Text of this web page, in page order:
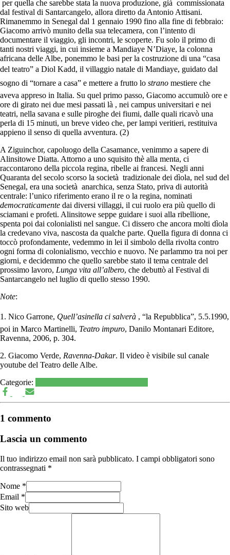
per quella che sarebbe stata la nuova produzione, già commissionata
dal festival di Santarcangelo, allora diretto da Antonio Attisani.
Rimanemmo in Senegal dal 1 gennaio 1990 fino alla fine di febbraio:
Giacomo arrivò munito della sua telecamera, con l’intento di
documentare il viaggio, gli incontri, le scoperte. Fu solo il primo di
tanti nostri viaggi, in cui insieme a Mandiaye N’Diaye, la colonna
africana delle Albe, ponemmo le basi per la costruzione di una “casa
del teatro” a Diol Kadd, il villaggio natale di Mandiaye, guidato dal
sogno di “tornare a casa” e mettere a frutto lo strano mestiere che
aveva appreso in Italia. Su quel primo passo, Giacomo accumulò ore e
ore di girato nei due mesi passati là , nei campus universitari e nei
teatri, nella savana e sulle piroghe dei fiumi, dalle quali ricavò una
perla di 15 minuti, un breve video che, per lampi veritieri, restituiva
appieno il senso di quella avventura. (2)
A Ziguinchor, capoluogo della Casamance, venimmo a sapere di
Alinsitowe Diatta. Attorno a uno squisito thè alla menta, ci
raccontarono della piccola regina, ribelle ai francesi. Negli anni
Quaranta del secolo scorso la società tradizionale dei dìola, nel sud del
Senegal, era una società anarchica, senza Stato, priva di autorità
centrale: l’unico riferimento erano il re o la regina, nominati
democraticamente dai diversi villaggi, il cui ruolo era più quello di
sciamani e profeti. Alinsitowe seppe guidare i suoi alla ribellione,
spenta poi dai colonialisti nel sangue. Ci dissero che ancora molti dìola
la credevano viva, nascosta da qualche parte. Quella figura di donna ci
toccò profondamente, vedemmo in lei il simbolo della rivolta contro
ogni forma di colonialismo, vecchio e nuovo. Ne parlammo tra noi per
giorni, e decidemmo che quello sarebbe stato il tema centrale del
prossimo lavoro, Lunga vita all’albero, che debuttò al Festival di
Santarcangelo nel luglio di quello stesso 1990.
Note:
1. Nico Garrone, Quell’asinella ci salverà , “la Repubblica”, 5.5.1990,
poi in Marco Martinelli, Teatro impuro, Danilo Montanari Editore,
Ravenna, 2006, p. 304.
2. Giacomo Verde, Ravenna-Dakar. Il video è visibile sul canale
youtube del Teatro delle Albe.
Categorie:
1 commento
Lascia un commento
Il tuo indirizzo email non sarà pubblicato. I campi obbligatori sono
contrassegnati *
Nome *
Email *
Sito web